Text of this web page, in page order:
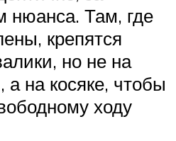
нюанса. Там, где
крепятся
но не на
на косяке, чтобы
ходу